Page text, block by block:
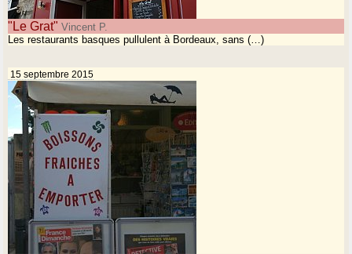
"Le Grat" Vincent P.
Les restaurants basques pullulent à Bordeaux, sans (…)
15 septembre 2015